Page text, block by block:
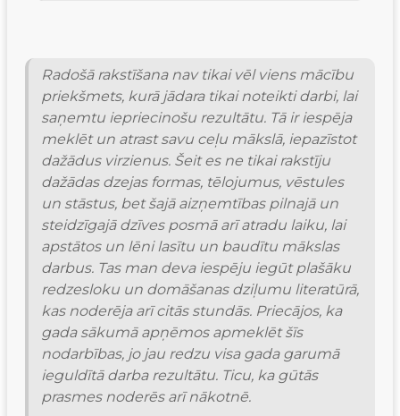
Radošā rakstīšana nav tikai vēl viens mācību
priekšmets, kurā jādara tikai noteikti darbi, lai
saņemtu iepriecinošu rezultātu. Tā ir iespēja
meklēt un atrast savu ceļu mākslā, iepazīstot
dažādus virzienus. Šeit es ne tikai rakstīju
dažādas dzejas formas, tēlojumus, vēstules
un stāstus, bet šajā aizņemtības pilnajā un
steidzīgajā dzīves posmā arī atradu laiku, lai
apstātos un lēni lasītu un baudītu mākslas
darbus. Tas man deva iespēju iegūt plašāku
redzesloku un domāšanas dziļumu literatūrā,
kas noderēja arī citās stundās. Priecājos, ka
gada sākumā apņēmos apmeklēt šīs
nodarbības, jo jau redzu visa gada garumā
ieguldītā darba rezultātu. Ticu, ka gūtās
prasmes noderēs arī nākotnē.